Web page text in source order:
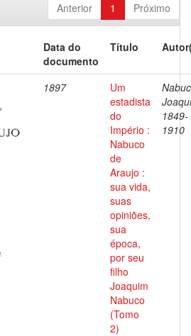
Anterior 1 Próximo
Data do
documento
Título
1897
Um
estadista
do
Império :
Nabuco
de
Araujo :
sua vida,
suas
opiniões,
sua
época,
por seu
filho
Joaquim
Nabuco
(Tomo
2)
1849-
1910